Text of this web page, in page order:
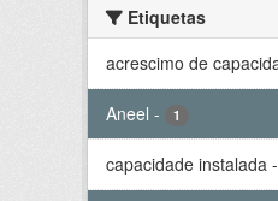
Etiquetas
acrescimo de
Aneel - 1
capacidade instalada -